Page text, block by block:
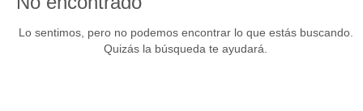
Lo sentimos, pero no podemos encontrar lo que estás buscando.
Quizás la búsqueda te ayudará.